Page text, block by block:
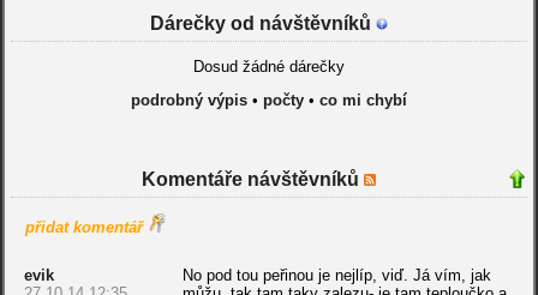
Dárečky od návštěvníků
Dosud žádné dárečky
podrobný výpis• počty• co mi chybí
Komentáře návštěvníků
přidat komentář
evik
No pod tou peřinou je nejlíp, viď. Já vím, jak